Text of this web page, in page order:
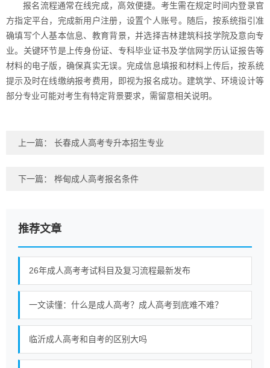
报名流程通常在线完成，高效便捷。考生需在规定时间内登录官
方指定平台，完成新用户注册，设置个人账号。随后，按系统指引准
确填写个人基本信息、教育背景，并选择吉林建筑科技学院及意向专
业。关键环节是上传身份证、专科毕业证书及学信网学历认证报告等
材料的电子版，确保真实无误。完成信息填报和材料上传后，按系统
提示及时在线缴纳报考费用，即视为报名成功。建筑学、环境设计等
部分专业可能对考生有特定背景要求，需留意相关说明。
上一篇： 长春成人高考专升本招生专业
下一篇： 桦甸成人高考报名条件
推荐文章
26年成人高考考试科目及复习流程最新发布
一文读懂：什么是成人高考？成人高考到底难不难？
临沂成人高考和自考的区别大吗